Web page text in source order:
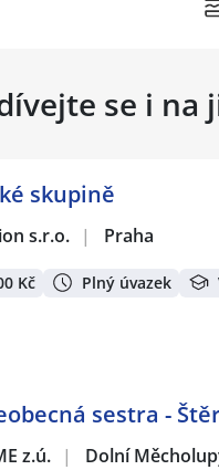
se i na
skupině
s.r.o. | Praha
Kč Plný úvazek
sestra -
z.ú. | Dolní